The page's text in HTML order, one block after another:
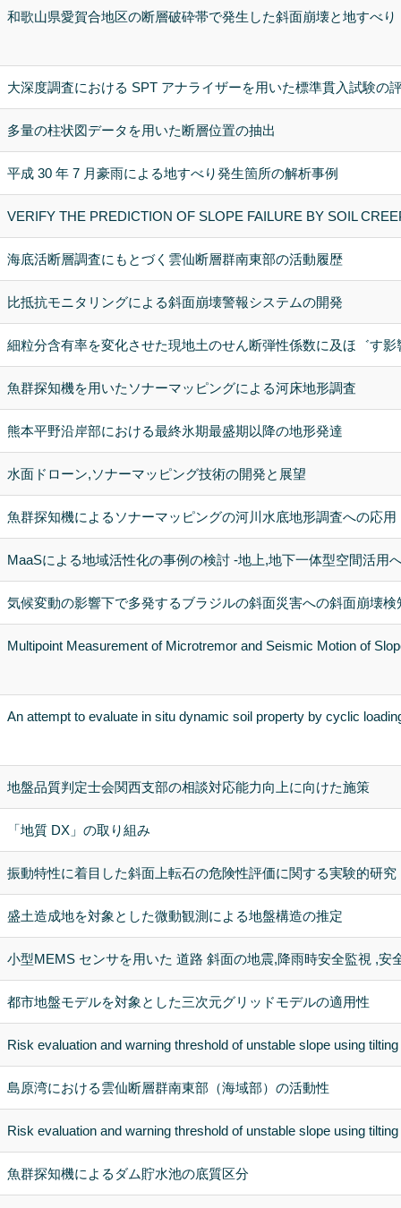
和歌山県愛賀合地区の断層破砕帯で発生した斜面崩壊と地すべり
大深度調査における SPT アナライザーを用いた標準貫入試験の
多量の柱状図データを用いた断層位置の抽出
平成 30 年 7 月豪雨による地すべり発生箇所の解析事例
VERIFY THE PREDICTION OF SLOPE FAILURE BY SOIL
海底活断層調査にもとづく雲仙断層群南東部の活動履歴
比抵抗モニタリングによる斜面崩壊警報システムの開発
細粒分含有率を変化させた現地土のせん断弾性係数に及ほ゛す影
魚群探知機を用いたソナーマッピングによる河床地形調査
熊本平野沿岸部における最終氷期最盛期以降の地形発達
水面ドローン,ソナーマッピング技術の開発と展望
魚群探知機によるソナーマッピングの河川水底地形調査への応用
MaaSによる地域活性化の事例の検討 -地上,地下一体型空間活用
気候変動の影響下で多発するブラジルの斜面災害への斜面崩壊
Multipoint Measurement of Microtremor and Seismic Motion of
An attempt to evaluate in situ dynamic soil property by cyclic
地盤品質判定士会関西支部の相談対応能力向上に向けた施策
「地質 DX」の取り組み
振動特性に着目した斜面上転石の危険性評価に関する実験的研究
盛土造成地を対象とした微動観測による地盤構造の推定
小型MEMS センサを用いた 道路 斜面の地震,降雨時安全監視 ,安
都市地盤モデルを対象とした三次元グリッドモデルの適用性
Risk evaluation and warning threshold of unstable slope using
島原湾における雲仙断層群南東部（海域部）の活動性
Risk evaluation and warning threshold of unstable slope using
魚群探知機によるダム貯水池の底質区分